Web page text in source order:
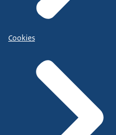
Cookies